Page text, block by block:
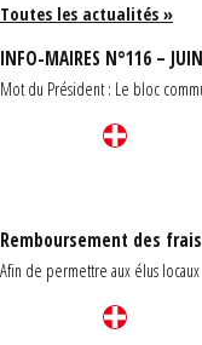
Toutes les actualités »
INFO-MAIRES N°116 –
Mot du Président : Le bloc
Remboursement des
Afin de permettre aux élus